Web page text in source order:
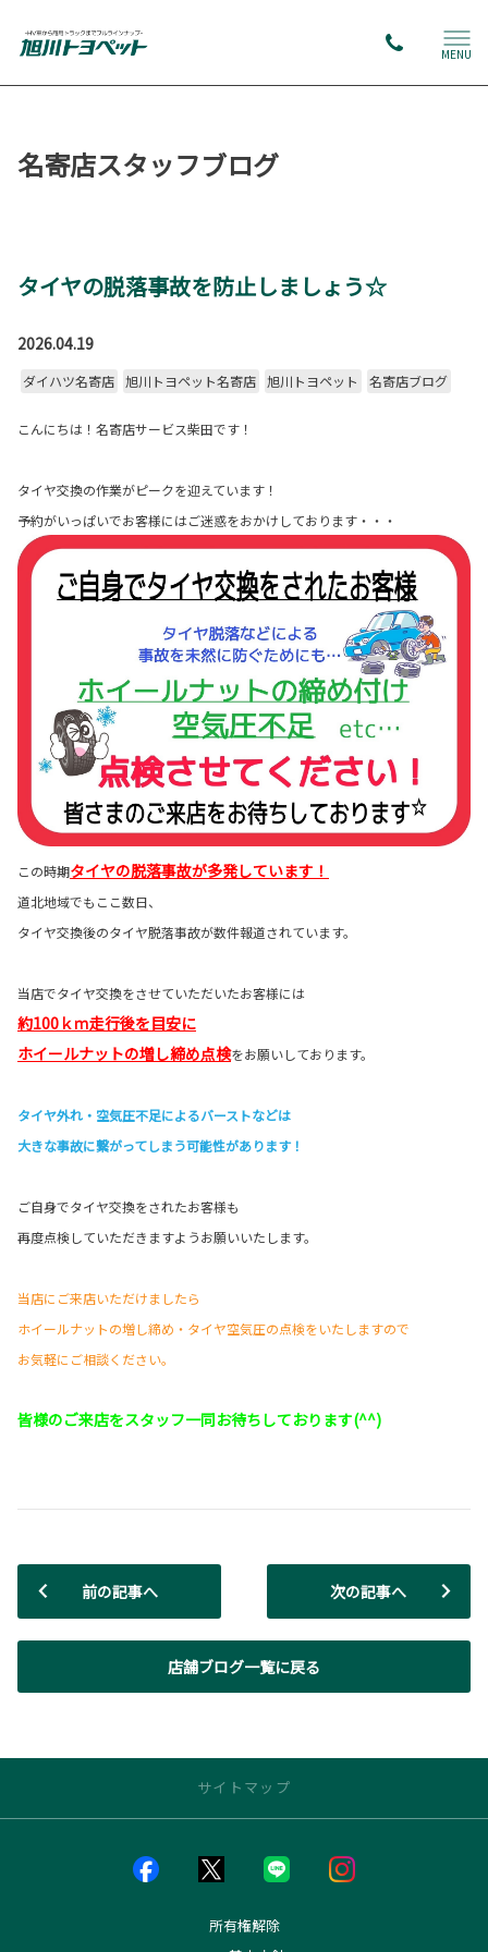
MENU
名寄店スタッフブログ
タイヤの脱落事故を防止しましょう☆
2026.04.19
ダイハツ名寄店 旭川トヨペット名寄店 旭川トヨペット 名寄店ブログ
こんにちは！名寄店サービス柴田です！
タイヤ交換の作業がピークを迎えています！
予約がいっぱいでお客様にはご迷惑をおかけしております・・・
この時期タイヤの脱落事故が多発しています！
道北地域でもここ数日、
タイヤ交換後のタイヤ脱落事故が数件報道されています。
当店でタイヤ交換をさせていただいたお客様には
約100ｋｍ走行後を目安に
ホイールナットの増し締め点検をお願いしております。
タイヤ外れ・空気圧不足によるバーストなどは
大きな事故に繋がってしまう可能性があります！
ご自身でタイヤ交換をされたお客様も
再度点検していただきますようお願いいたします。
当店にご来店いただけましたら
ホイールナットの増し締め・タイヤ空気圧の点検をいたしますので
お気軽にご相談ください。
皆様のご来店をスタッフ一同お待ちしております(^^)
前の記事へ
店舗ブログ一覧に戻る
次の記事へ
サイトマップ
所有権解除